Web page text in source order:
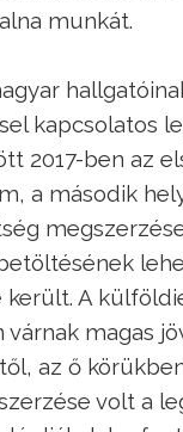
munkát.
kapcsolatos
2017-ben az
a második
került. A
várnak magas
az ő
volt a